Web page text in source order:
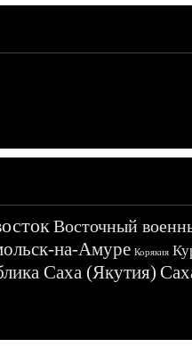
Восточный
на-Амуре Корякия
Саха (Якутия)